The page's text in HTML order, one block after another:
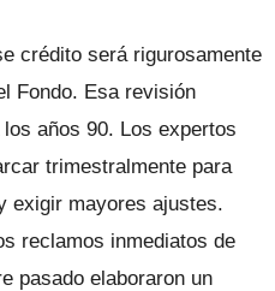
crédito será rigurosamente
Fondo. Esa revisión
años 90. Los expertos
trimestralmente para
exigir mayores ajustes.
reclamos inmediatos de
pasado elaboraron un